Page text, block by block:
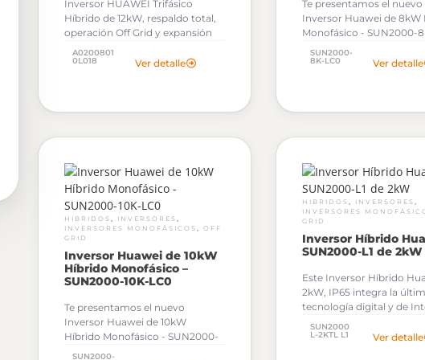
Inversor HUAWEI Trifásico
Híbrido de 12kW, respaldo total,
operación Off Grid y expansión
hasta 42kWh con baterías
LUNA2000.
Archivos OND de este Inversor
A0200801
0L018 Ver detalle
Te presentamos el nuevo
Inversor Huawei de 8kW
Monofásico - SUN2000-
Permite conexión a la red
banco de baterías de
SUN2000-
8K-LC0 Ver detalle
HIBRIDOS INVERSORES
INVERSORES MONOFÁSICOS
OFF
GRID
Inversor Huawei de 10kW
Híbrido Monofásico –
SUN2000-10K-LC0
Te presentamos el nuevo
Inversor Huawei de 10kW
Híbrido Monofásico - SUN2000-
10K-LC0. Permite conexión a la
SUN2000-
HIBRIDOS INVERSORES
INVERSORES
GRID
Inversor Híbrido
SUN2000-L1 de 2kW
Este Inversor Híbrido
2kW, IP65 integra la
tecnología digital y de
para instalaciones solares
residencias. Posee una
SUN2000
L-2KTL L1 Ver detalle